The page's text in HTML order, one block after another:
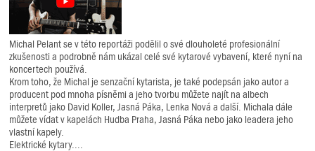
Michal Pelant se v této reportáži podělil o své dlouholeté profesionální
zkušenosti a podrobně nám ukázal celé své kytarové vybavení, které nyní na
koncertech používá.
Krom toho, že Michal je senzační kytarista, je také podepsán jako autor a
producent pod mnoha písněmi a jeho tvorbu můžete najít na albech
interpretů jako David Koller, Jasná Páka, Lenka Nová a další. Michala dále
můžete vídat v kapelách Hudba Praha, Jasná Páka nebo jako leadera jeho
vlastní kapely.
Elektrické kytary....